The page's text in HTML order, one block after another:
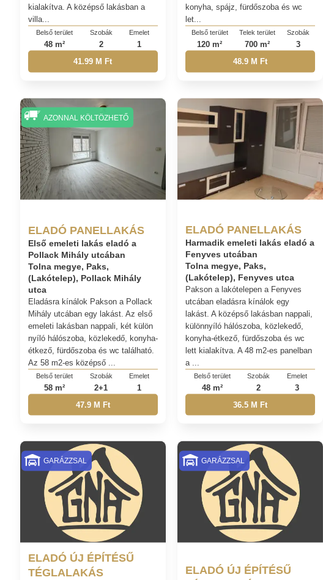
kialakítva. A középső lakásban a
villa...
Belső terület
48 m²
Szobák
2
Emelet
1
41.99 M Ft
konyha, spájz, fürdőszoba és wc
let...
Belső terület
120 m²
Telek terület
700 m²
Szobák
3
48.9 M Ft
ELADÓ PANELLAKÁS
Első emeleti lakás eladó a
Pollack Mihály utcában
Tolna megye, Paks,
(Lakótelep), Pollack Mihály
utca
Eladásra kínálok Pakson a Pollack
Mihály utcában egy lakást. Az első
emeleti lakásban nappali, két külön
nyíló hálószoba, közlekedő, konyha-
étkező, fürdőszoba és wc található.
Az 58 m2-es középső ...
Belső terület
58 m²
Szobák
2+1
Emelet
1
47.9 M Ft
AZONNAL KÖLTÖZHETŐ
ELADÓ PANELLAKÁS
Harmadik emeleti lakás eladó a
Fenyves utcában
Tolna megye, Paks,
(Lakótelep), Fenyves utca
Pakson a lakótelepen a Fenyves
utcában eladásra kínálok egy
lakást. A középső lakásban nappali,
különnyíló hálószoba, közlekedő,
konyha-étkező, fürdőszoba és wc
lett kialakítva. A 48 m2-es panelban
a ...
Belső terület
48 m²
Szobák
2
Emelet
3
36.5 M Ft
ELADÓ ÚJ ÉPÍTÉSŰ
TÉGLALAKÁS
GARÁZZSAL
ELADÓ ÚJ ÉPÍTÉSŰ
GARÁZZSAL